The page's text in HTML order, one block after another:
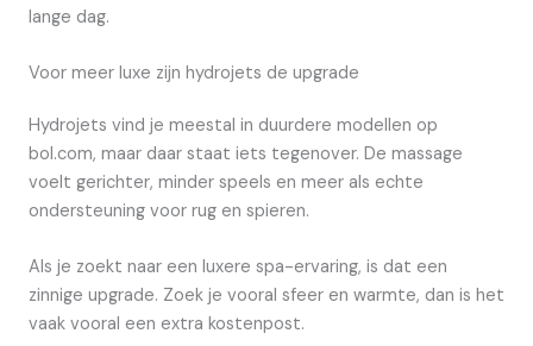
lange dag.
Voor meer luxe zijn hydrojets de upgrade
Hydrojets vind je meestal in duurdere modellen op
bol.com, maar daar staat iets tegenover. De massage
voelt gerichter, minder speels en meer als echte
ondersteuning voor rug en spieren.
Als je zoekt naar een luxere spa-ervaring, is dat een
zinnige upgrade. Zoek je vooral sfeer en warmte, dan is het
vaak vooral een extra kostenpost.